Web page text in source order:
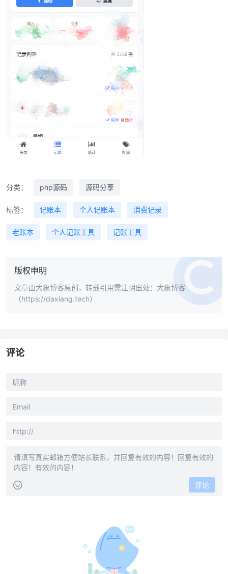
分类： php源码 源码分享
标签： 记账本 个人记账本 消费记录
老账本 个人记账工具 记账工具
版权申明
文章由大象博客原创，转载引用需注明出处：大象博客
（https://daxiang.tech）
评论
评论